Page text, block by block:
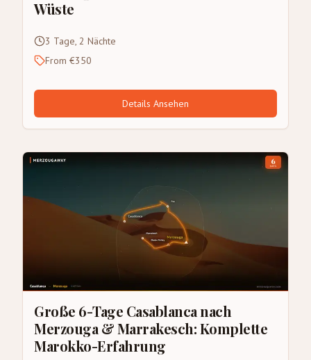
Wüste
3 Tage, 2 Nächte
From €350
Details Ansehen
Große 6-Tage Casablanca nach
Merzouga & Marrakesch: Komplette
Marokko-Erfahrung